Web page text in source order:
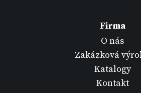
Firma
O nás
Zakázková
Katalogy
Kontakt